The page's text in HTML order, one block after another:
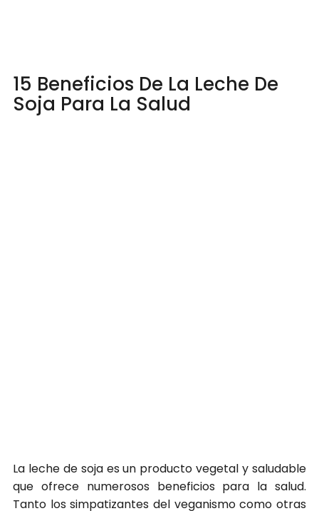
15 Beneficios De La Leche De
Soja Para La Salud
La leche de soja es un producto vegetal y saludable
que ofrece numerosos beneficios para la salud.
Tanto los simpatizantes del veganismo como otras